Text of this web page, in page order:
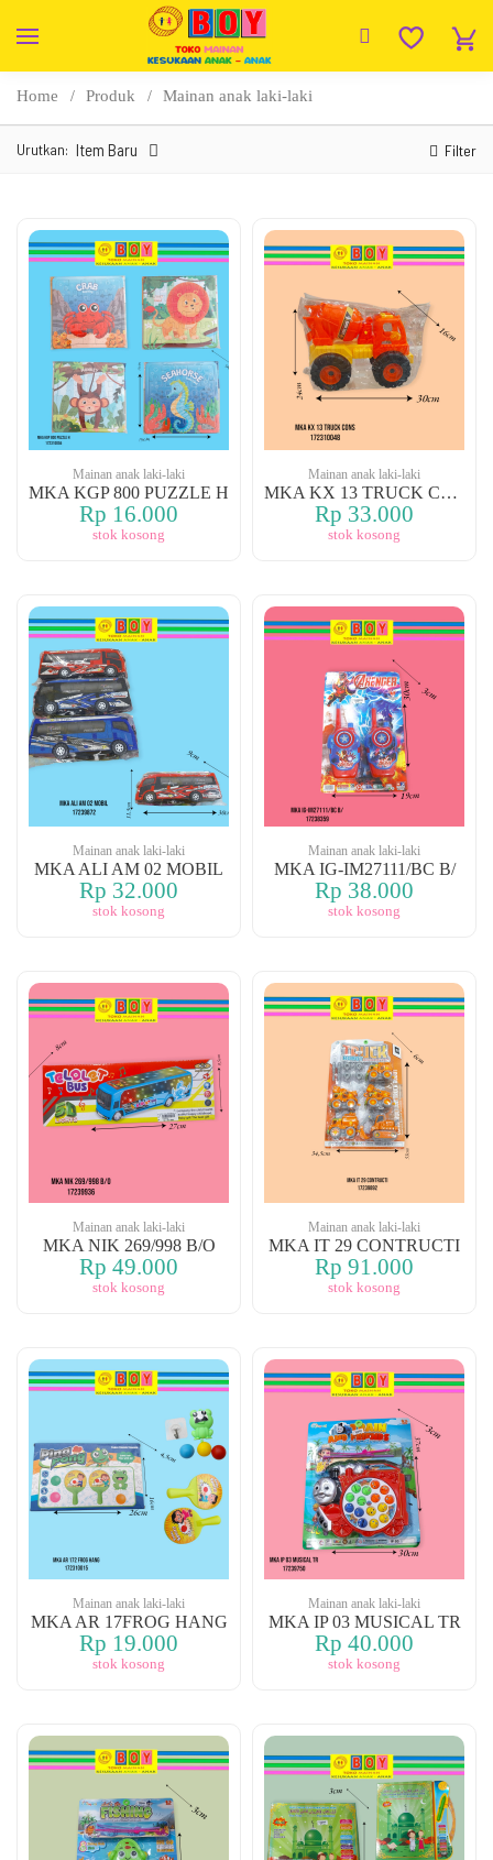
Home Produk Mainan anak laki-laki
Urutkan: Item Baru Filter
Mainan anak laki-laki
MKA KGP 800 PUZZLE H
Rp 16.000
stok kosong
Mainan anak laki-laki
MKA KX 13 TRUCK CONS
Rp 33.000
stok kosong
Mainan anak laki-laki
MKA ALI AM 02 MOBIL
Rp 32.000
stok kosong
Mainan anak laki-laki
MKA IG-IM27111/BC B/
Rp 38.000
stok kosong
Mainan anak laki-laki
MKA NIK 269/998 B/O
Rp 49.000
stok kosong
Mainan anak laki-laki
MKA IT 29 CONTRUCTI
Rp 91.000
stok kosong
Mainan anak laki-laki
MKA AR 17FROG HANG
Rp 19.000
stok kosong
Mainan anak laki-laki
MKA IP 03 MUSICAL TR
Rp 40.000
stok kosong